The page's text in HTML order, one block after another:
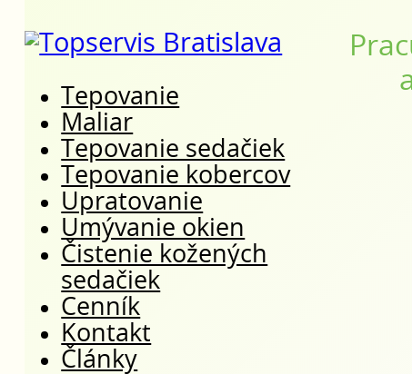
Tepovanie
Maliar
Tepovanie sedačiek
Tepovanie kobercov
Upratovanie
Umývanie okien
Čistenie kožených
sedačiek
Cenník
Kontakt
Články